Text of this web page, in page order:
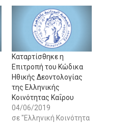
Καταρτίσθηκε η
Επιτροπή του Κώδικα
Ηθικής Δεοντολογίας
της Ελληνικής
Κοινότητας Καΐρου
04/06/2019
σε "Ελληνική Κοινότητα